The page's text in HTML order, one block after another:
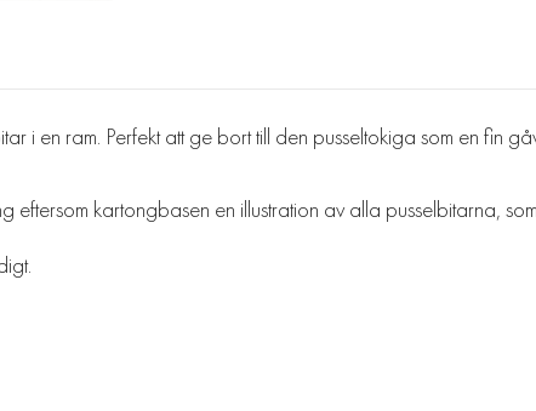
i en ram. Perfekt att ge bort till den pusseltokiga som en fin
eftersom kartongbasen en illustration av alla pusselbitarna,